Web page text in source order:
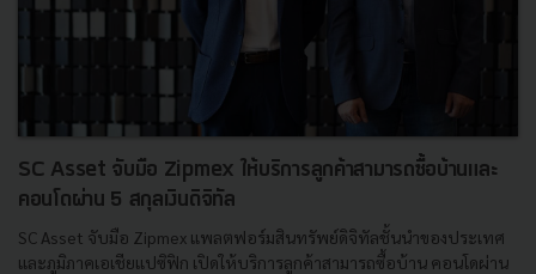
SC Asset จับมือ Zipmex ให้บริการลูกค้าสามารถซื้อบ้านและ
คอนโดผ่าน 5 สกุลเงินดิจิทัล
SC Asset จับมือ Zipmex แพลตฟอร์มสินทรัพย์ดิจิทัลชั้นนำของประเทศ
และภูมิภาคเอเชียแปซิฟิก เปิดให้บริการลูกค้าสามารถซื้อบ้าน คอนโดผ่าน